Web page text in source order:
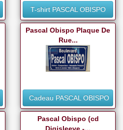
T-shirt PASCAL OBISPO
Pascal Obispo Plaque De
Rue...
Cadeau PASCAL OBISPO
Pascal Obispo (cd